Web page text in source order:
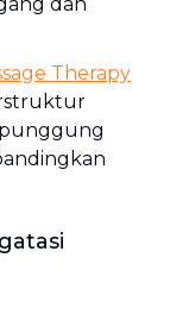
Therapy